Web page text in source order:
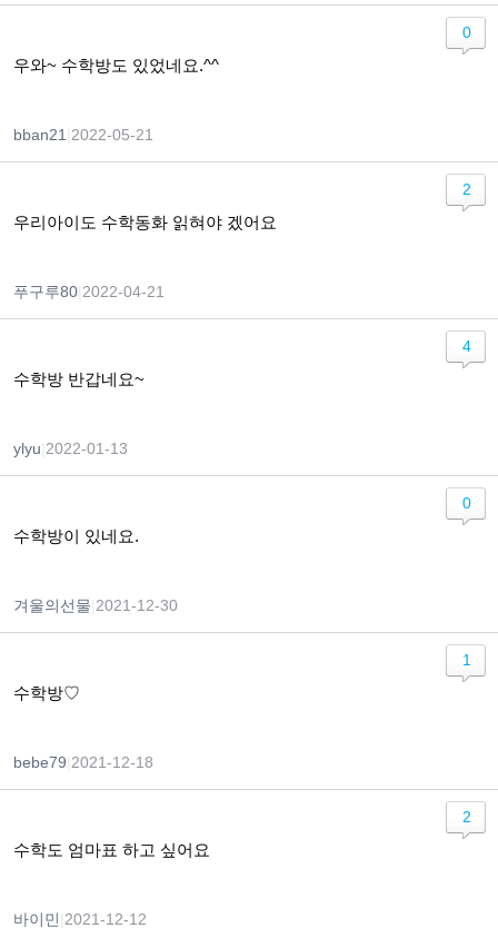
우와~ 수학방도 있었네요.^^
bban21 2022-05-21
0
우리아이도 수학동화 읽혀야 겠어요
푸구루80 2022-04-21
2
수학방 반갑네요~
ylyu 2022-01-13
4
수학방이 있네요.
겨울의선물 2021-12-30
0
수학방♡
bebe79 2021-12-18
1
수학도 엄마표 하고 싶어요
바이민 2021-12-12
2